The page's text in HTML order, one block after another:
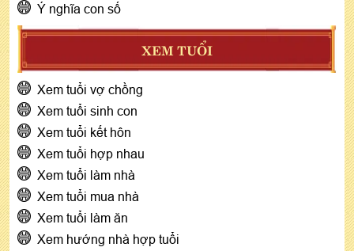
Ý nghĩa con số
XEM TUỔI
Xem tuổi vợ chồng
Xem tuổi sinh con
Xem tuổi kết hôn
Xem tuổi hợp nhau
Xem tuổi làm nhà
Xem tuổi mua nhà
Xem tuổi làm ăn
Xem hướng nhà hợp tuổi